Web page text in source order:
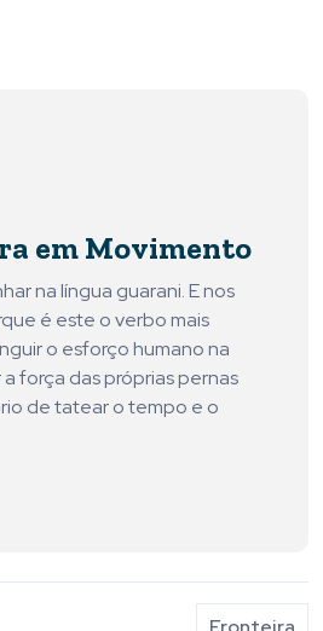
em Movimento
na língua guarani. E nos
é este o verbo mais
o esforço humano na
força das próprias pernas
de tatear o tempo e o